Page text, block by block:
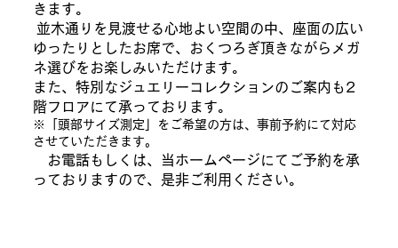
きます。
並木通りを見渡せる心地よい空間の中、座面の広い
ゆったりとしたお席で、おくつろぎ頂きながらメガ
ネ選びをお楽しみいただけます。
また、特別なジュエリーコレクションのご案内も2
階フロアにて承っております。​
※「頭部サイズ測定」をご希望の方は、事前予約にて対応
させていただきます。
お電話もしくは、当ホームページにてご予約を承
っておりますので、是非ご利用ください。